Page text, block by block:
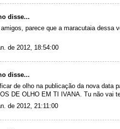
disse...
parece que a maracutaia dessa
de 2012, 18:54:00
disse...
de olho na publicação da nova data
DE OLHO EM TI IVANA. Tu não vai
de 2012, 21:11:00